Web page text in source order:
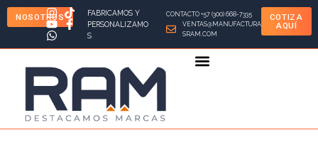
contenido
NOSOTROS
FABRICAMOS Y
PERSONALIZAMO
S
CONTACTO +57 (300) 668-7335
VENTAS@MANUFACTURA
SRAM.COM
COTIZA
AQUÍ